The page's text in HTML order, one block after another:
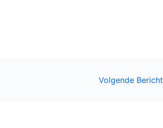
Volgende Bericht